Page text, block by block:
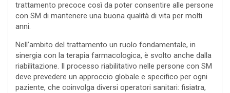
trattamento precoce così da poter consentire alle persone
con SM di mantenere una buona qualità di vita per molti
anni.
Nell’ambito del trattamento un ruolo fondamentale, in
sinergia con la terapia farmacologica, è svolto anche dalla
riabilitazione. Il processo riabilitativo nelle persone con SM
deve prevedere un approccio globale e specifico per ogni
paziente, che coinvolga diversi operatori sanitari: fisiatra,